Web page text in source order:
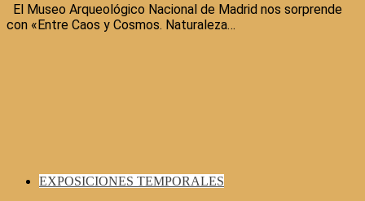
El Museo Arqueológico Nacional de Madrid nos sorprende
con «Entre Caos y Cosmos. Naturaleza…
EXPOSICIONES TEMPORALES